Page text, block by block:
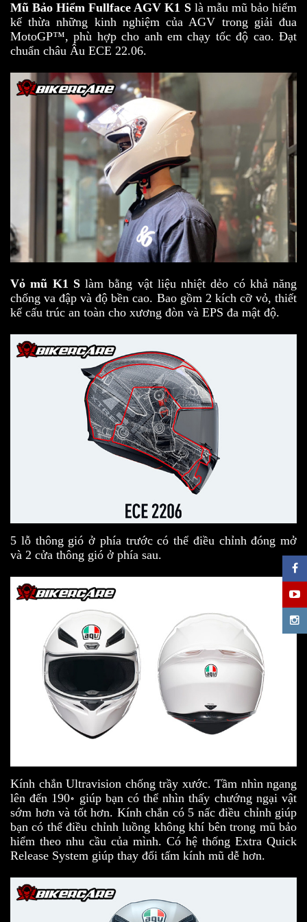
Mũ Bảo Hiểm Fullface AGV K1 Slà mẫu mũ bảo hiểm
kế thừa những kinh nghiệm của AGV trong giải đua
MotoGP™, phù hợp cho anh em chạy tốc độ cao. Đạt
chuẩn châu Âu ECE 22.06.
Vỏ mũ K1 S làm bằng vật liệu nhiệt dẻo có khả năng
chống va đập và độ bền cao. Bao gồm 2 kích cỡ vỏ, thiết
kế cấu trúc an toàn cho xương đòn và EPS đa mật độ.
5 lỗ thông gió ở phía trước có thể điều chỉnh đóng mở
và 2 cửa thông gió ở phía sau.
Kính chắn Ultravision chống trầy xước. Tầm nhìn ngang
lên đến 190॰ giúp bạn có thể nhìn thấy chướng ngại vật
sớm hơn và tốt hơn. Kính chắn có 5 nấc điều chỉnh giúp
bạn có thể điều chỉnh luồng không khí bên trong mũ bảo
hiểm theo nhu cầu của mình. Có hệ thống Extra Quick
Release System giúp thay đổi tấm kính mũ dễ hơn.